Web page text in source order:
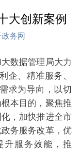
大创新案例
务网
数据管理局大力
企、精准服务、
求为导向，以切
本目的，聚焦推
，加快推进全市
务服务改革，优
升服务效能，推